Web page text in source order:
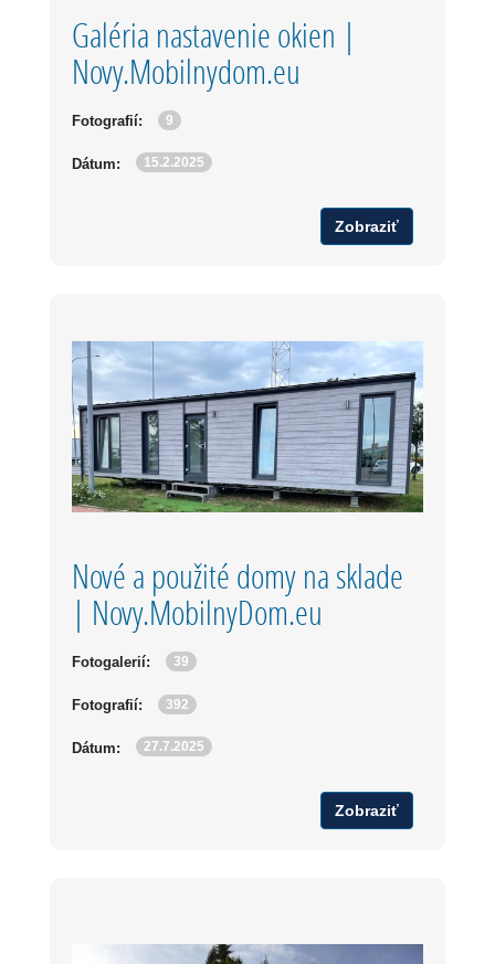
Galéria nastavenie okien |
Novy.Mobilnydom.eu
Fotografií: 9
Dátum: 15.2.2025
Zobraziť
Nové a použité domy na sklade
| Novy.MobilnyDom.eu
Fotogalerií: 39
Fotografií: 392
Dátum: 27.7.2025
Zobraziť